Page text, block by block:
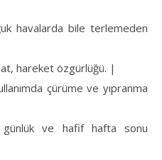
havalarda bile terlemeden
hareket özgürlüğü. |
çürüme ve yıpranma
ve hafif hafta sonu